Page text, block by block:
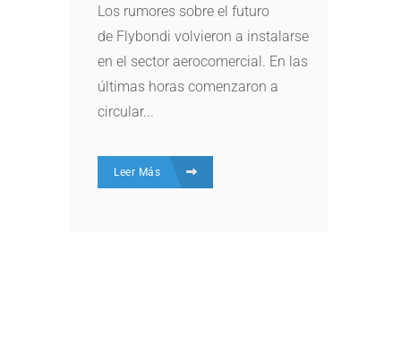
Los rumores sobre el futuro
de Flybondi volvieron a instalarse
en el sector aerocomercial. En las
últimas horas comenzaron a
circular...
Leer Más